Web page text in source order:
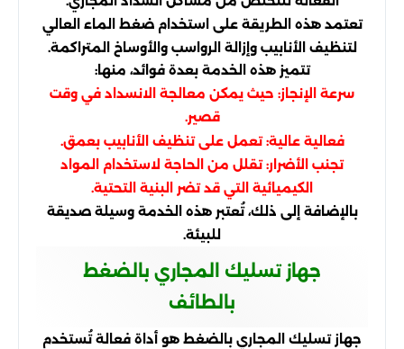
تعتمد هذه الطريقة على استخدام ضغط الماء العالي
لتنظيف الأنابيب وإزالة الرواسب والأوساخ المتراكمة.
تتميز هذه الخدمة بعدة فوائد، منها:
سرعة الإنجاز: حيث يمكن معالجة الانسداد في وقت
قصير.
فعالية عالية: تعمل على تنظيف الأنابيب بعمق.
تجنب الأضرار: تقلل من الحاجة لاستخدام المواد
الكيميائية التي قد تضر البنية التحتية.
بالإضافة إلى ذلك، تُعتبر هذه الخدمة وسيلة صديقة
للبيئة.
جهاز تسليك المجاري بالضغط
بالطائف
جهاز تسليك المجاري بالضغط هو أداة فعالة تُستخدم